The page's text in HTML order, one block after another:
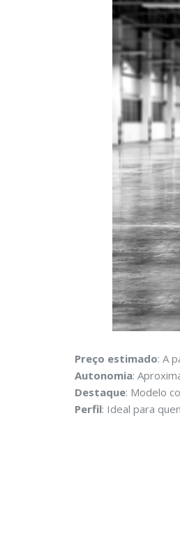
Preço estimado: A
Autonomia:
Destaque: Modelo
Perfil: Ideal para